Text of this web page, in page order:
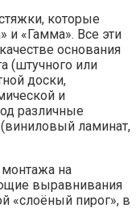
которые
и «Гамма». Все эти
основания
(штучного или
доски,
и
различные
ламинат,
монтажа на
выравнивания
«слоёный пирог», в